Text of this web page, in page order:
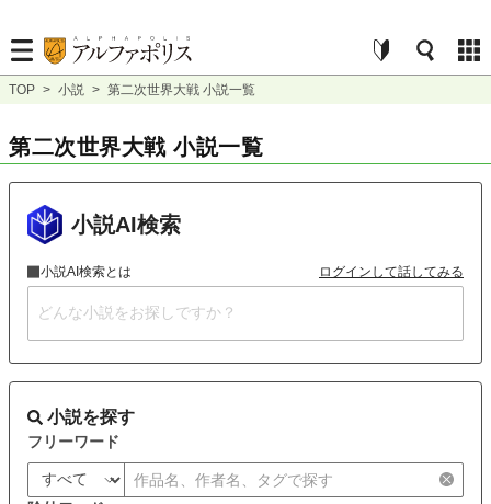
TOP > 小説 > 第二次世界大戦 小説一覧
第二次世界大戦 小説一覧
小説AI検索
小説AI検索とは ログインして話してみる
小説を探す
フリーワード